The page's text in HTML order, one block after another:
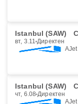
Istanbul (SAW)
вт, 3.11 Директен
AJet
Istanbul (SAW)
чт, 6.08 Директен
AJet